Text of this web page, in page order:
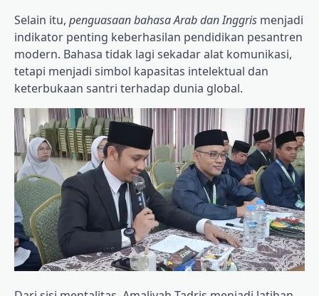
Selain itu, penguasaan bahasa Arab dan Inggris menjadi
indikator penting keberhasilan pendidikan pesantren
modern. Bahasa tidak lagi sekadar alat komunikasi,
tetapi menjadi simbol kapasitas intelektual dan
keterbukaan santri terhadap dunia global.